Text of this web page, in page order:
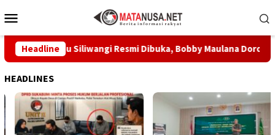
ke
Mobile
Headline
Prabu Siliwangi Resmi Dibuka, Bobby Maulana Dorong
HEADLINES